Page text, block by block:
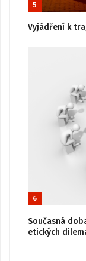
5
Vyjádření k
6
Současná
etických